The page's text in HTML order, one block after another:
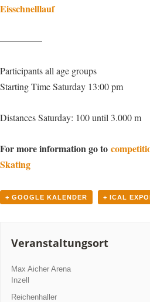
Eisschnelllauf
————–
Participants all age groups
Starting Time Saturday 13:00 pm
Distances Saturday: 100 until 3.000 m
For more information go to
Skating
+ GOOGLE KALENDER + ICAL
Veranstaltungsort
Max Aicher Arena
Inzell
Reichenhaller